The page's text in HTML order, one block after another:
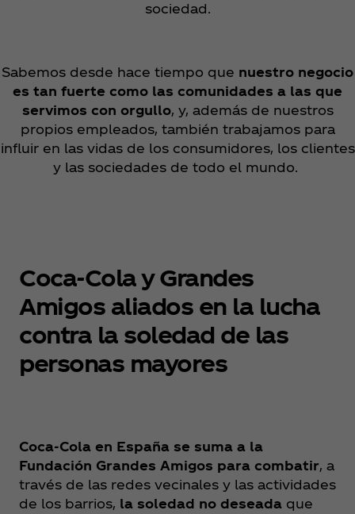
sociedad.
Sabemos desde hace tiempo que nuestro negocio
es tan fuerte como las comunidades a las que
servimos con orgullo, y, además de nuestros
propios empleados, también trabajamos para
influir en las vidas de los consumidores, los clientes
y las sociedades de todo el mundo.
Coca‑Cola y Grandes
Amigos aliados en la lucha
contra la soledad de las
personas mayores
Coca‑Cola en España se suma a la
Fundación Grandes Amigos para combatir, a
través de las redes vecinales y las actividades
de los barrios, la soledad no deseada que